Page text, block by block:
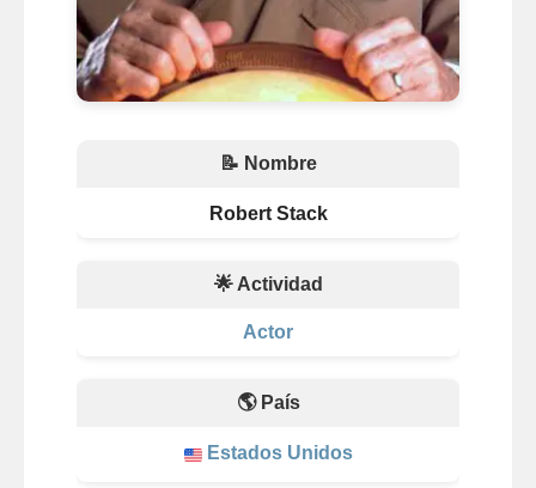
📝 Nombre
Robert Stack
🌟 Actividad
Actor
🌎 País
Estados Unidos